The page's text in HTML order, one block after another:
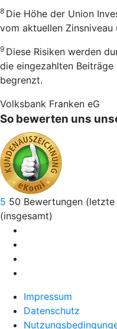
8 Die Höhe der Union
vom aktuellen
9 Diese Risiken werden
die eingezahlten
begrenzt.
Volksbank Franken eG
So bewerten uns
5 50 Bewertungen (letzte
(insgesamt)
Impressum
Datenschutz